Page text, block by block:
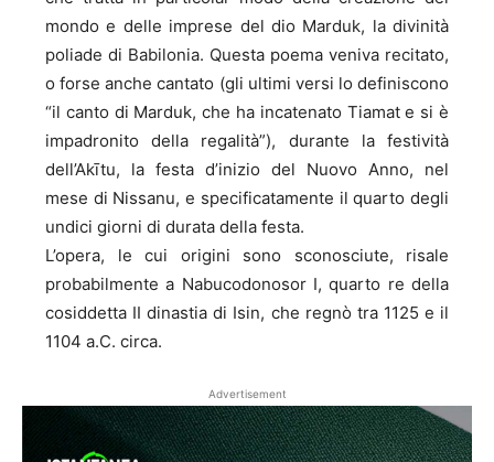
mondo e delle imprese del dio Marduk, la divinità
poliade di Babilonia. Questa poema veniva recitato,
o forse anche cantato (gli ultimi versi lo definiscono
“il canto di Marduk, che ha incatenato Tiamat e si è
impadronito della regalità”), durante la festività
dell’Akītu, la festa d’inizio del Nuovo Anno, nel
mese di Nissanu, e specificatamente il quarto degli
undici giorni di durata della festa.
L’opera, le cui origini sono sconosciute, risale
probabilmente a Nabucodonosor I, quarto re della
cosiddetta II dinastia di Isin, che regnò tra 1125 e il
1104 a.C. circa.
Advertisement